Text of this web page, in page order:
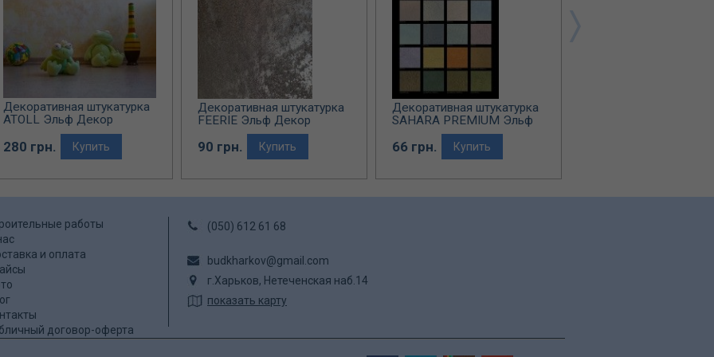
Декоративная штукатурка
ATOLL Эльф Декор
280 грн. Купить
Декоративная штукатурка
FEERIE Эльф Декор
(перламутровое покрытие)
90 грн. Купить
Декоративная штукатурка
SAHARA PREMIUM Эльф
66 грн. Купить
работы
и оплата
договор-оферта
(050) 612 61 68
budkharkov@gmail.com
г.Харьков, Нетеченская наб.14
показать карту